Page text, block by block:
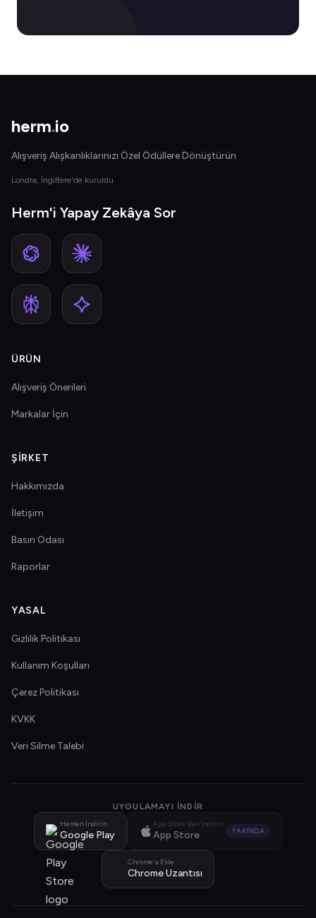
herm.io
Alışveriş Alışkanlıklarınızı Özel Ödüllere Dönüştürün
Londra, İngiltere'de kuruldu
Herm'i Yapay Zekâya Sor
ÜRÜN
Alışveriş Önerileri
Markalar İçin
ŞIRKET
Hakkımızda
İletişim
Basın Odası
Raporlar
YASAL
Gizlilik Politikası
Kullanım Koşulları
Çerez Politikası
KVKK
Veri Silme Talebi
UYGULAMAYI İNDIR
Hemen İndirin
Google Play
App Store'dan İndirin
App Store YAKINDA
Chrome'a Ekle
Chrome Uzantısı